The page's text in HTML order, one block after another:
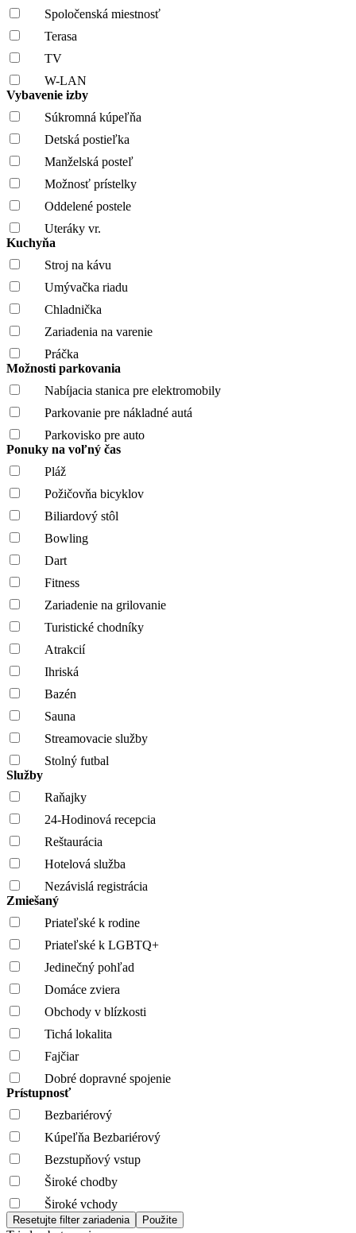
Spoločenská miestnosť
Terasa
TV
W-LAN
Vybavenie izby
Súkromná kúpeľňa
Detská postieľka
Manželská posteľ
Možnosť prístelky
Oddelené postele
Uteráky vr.
Kuchyňa
Stroj na kávu
Umývačka riadu
Chladnička
Zariadenia na varenie
Práčka
Možnosti parkovania
Nabíjacia stanica pre elektromobily
Parkovanie pre nákladné autá
Parkovisko pre auto
Ponuky na voľný čas
Pláž
Požičovňa bicyklov
Biliardový stôl
Bowling
Dart
Fitness
Zariadenie na grilovanie
Turistické chodníky
Atrakcií
Ihriská
Bazén
Sauna
Streamovacie služby
Stolný futbal
Služby
Raňajky
24-Hodinová recepcia
Reštaurácia
Hotelová služba
Nezávislá registrácia
Zmiešaný
Priateľské k rodine
Priateľské k LGBTQ+
Jedinečný pohľad
Domáce zviera
Obchody v blízkosti
Tichá lokalita
Fajčiar
Dobré dopravné spojenie
Prístupnosť
Bezbariérový
Kúpeľňa Bezbariérový
Bezstupňový vstup
Široké chodby
Široké vchody